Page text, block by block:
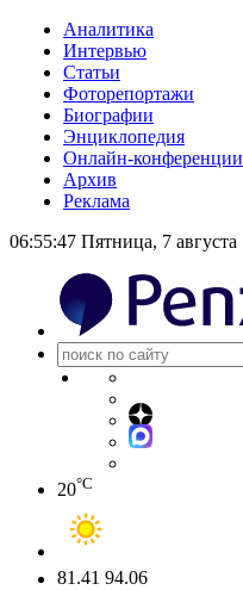
Аналитика
Интервью
Статьи
Фоторепортажи
Биографии
Энциклопедия
Онлайн-конференции
Архив
Реклама
06:55:47 Пятница, 7 августа
20°C
81.41 94.06